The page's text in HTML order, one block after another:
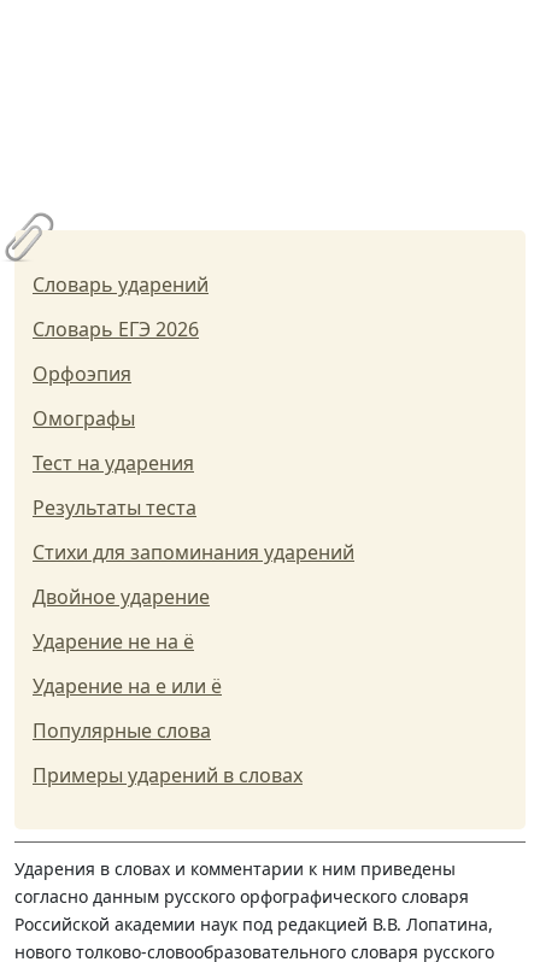
Словарь ударений
Словарь ЕГЭ 2026
Орфоэпия
Омографы
Тест на ударения
Результаты теста
Стихи для запоминания ударений
Двойное ударение
Ударение не на ё
Ударение на е или ё
Популярные слова
Примеры ударений в словах
Ударения в словах и комментарии к ним приведены
согласно данным русского орфографического словаря
Российской академии наук под редакцией В.В. Лопатина,
нового толково-словообразовательного словаря русского